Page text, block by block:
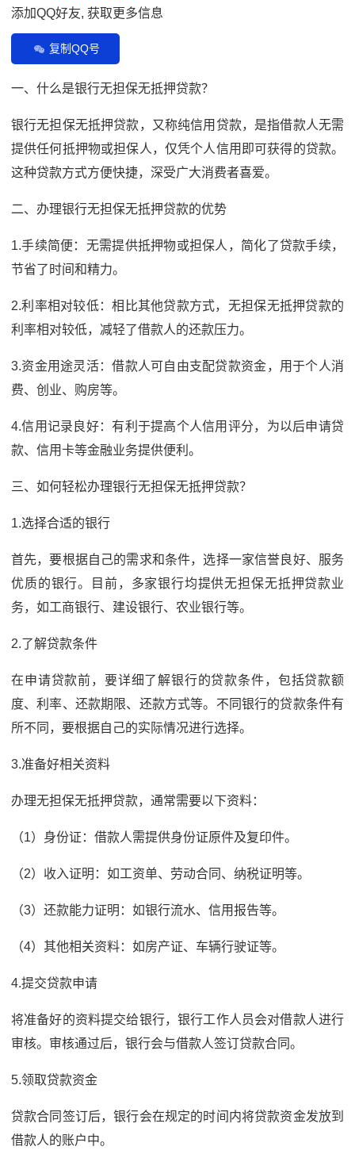
添加QQ好友, 获取更多信息
复制QQ号
一、什么是银行无担保无抵押贷款？
银行无担保无抵押贷款，又称纯信用贷款，是指借款人无需
提供任何抵押物或担保人，仅凭个人信用即可获得的贷款。
这种贷款方式方便快捷，深受广大消费者喜爱。
二、办理银行无担保无抵押贷款的优势
1.手续简便：无需提供抵押物或担保人，简化了贷款手续，
节省了时间和精力。
2.利率相对较低：相比其他贷款方式，无担保无抵押贷款的
利率相对较低，减轻了借款人的还款压力。
3.资金用途灵活：借款人可自由支配贷款资金，用于个人消
费、创业、购房等。
4.信用记录良好：有利于提高个人信用评分，为以后申请贷
款、信用卡等金融业务提供便利。
三、如何轻松办理银行无担保无抵押贷款？
1.选择合适的银行
首先，要根据自己的需求和条件，选择一家信誉良好、服务
优质的银行。目前，多家银行均提供无担保无抵押贷款业
务，如工商银行、建设银行、农业银行等。
2.了解贷款条件
在申请贷款前，要详细了解银行的贷款条件，包括贷款额
度、利率、还款期限、还款方式等。不同银行的贷款条件有
所不同，要根据自己的实际情况进行选择。
3.准备好相关资料
办理无担保无抵押贷款，通常需要以下资料：
（1）身份证：借款人需提供身份证原件及复印件。
（2）收入证明：如工资单、劳动合同、纳税证明等。
（3）还款能力证明：如银行流水、信用报告等。
（4）其他相关资料：如房产证、车辆行驶证等。
4.提交贷款申请
将准备好的资料提交给银行，银行工作人员会对借款人进行
审核。审核通过后，银行会与借款人签订贷款合同。
5.领取贷款资金
贷款合同签订后，银行会在规定的时间内将贷款资金发放到
借款人的账户中。